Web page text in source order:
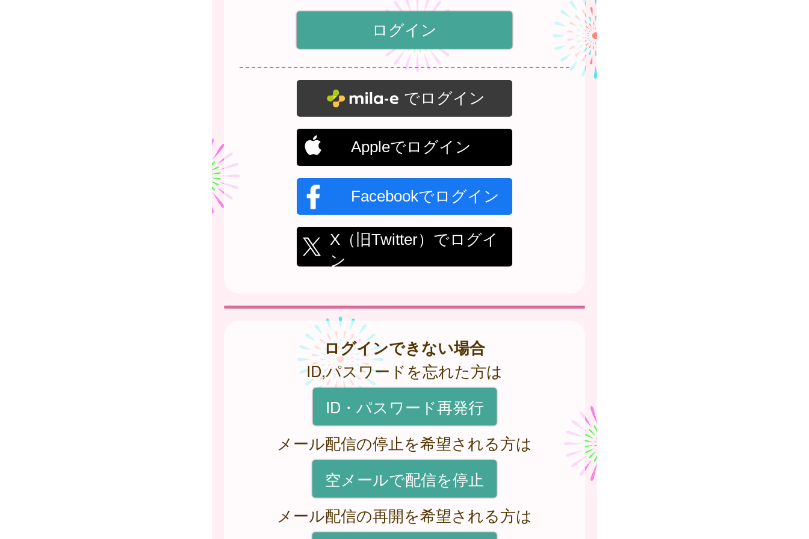
でログイン
Appleでログイン
Facebookでログイン
X（旧Twitter）でログイ
ン
ログインできない場合
ID,パスワードを忘れた方は
ID・パスワード再発行
メール配信の停止を希望される方は
空メールで配信を停止
メール配信の再開を希望される方は